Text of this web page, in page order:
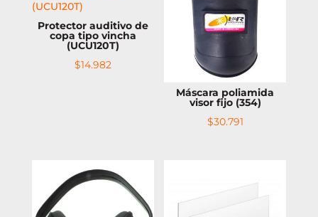
Protector auditivo de
copa tipo vincha
(UCU120T)
$14.982
Máscara poliamida
visor fijo (354)
$30.791